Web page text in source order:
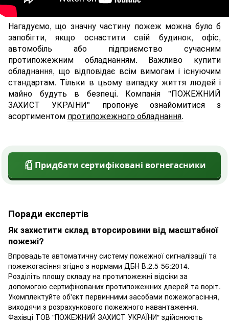
Нагадуємо, що значну частину пожеж можна було б
запобігти, якщо оснастити свій будинок, офіс,
автомобіль або підприємство сучасним
протипожежним обладнанням. Важливо купити
обладнання, що відповідає всім вимогам і існуючим
стандартам. Тільки в цьому випадку життя людей і
майно будуть в безпеці. Компанія "ПОЖЕЖНИЙ
ЗАХИСТ УКРАЇНИ" пропонує ознайомитися з
асортиментом протипожежного обладнання.
Придбати сертифіковані вогнегасники
Поради експертів
Як захистити склад вторсировини від масштабної
пожежі?
Впровадьте автоматичну систему пожежної сигналізації та
пожежогасіння згідно з нормами ДБН В.2.5-56:2014.
Розділіть площу складу на протипожежні відсіки за
допомогою сертифікованих протипожежних дверей та воріт.
Укомплектуйте об'єкт первинними засобами пожежогасіння,
виходячи з розрахункового пожежного навантаження.
Фахівці ТОВ "ПОЖЕЖНИЙ ЗАХИСТ УКРАЇНИ" здійснюють